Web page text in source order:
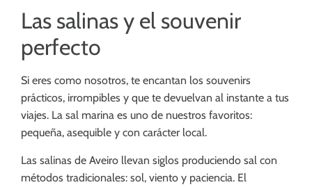
Las salinas y el souvenir
perfecto
Si eres como nosotros, te encantan los souvenirs
prácticos, irrompibles y que te devuelvan al instante a tus
viajes. La sal marina es uno de nuestros favoritos:
pequeña, asequible y con carácter local.
Las salinas de Aveiro llevan siglos produciendo sal con
métodos tradicionales: sol, viento y paciencia. El